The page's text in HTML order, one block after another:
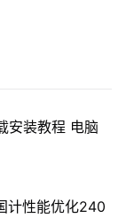
安装教程 电脑
计性能优化240